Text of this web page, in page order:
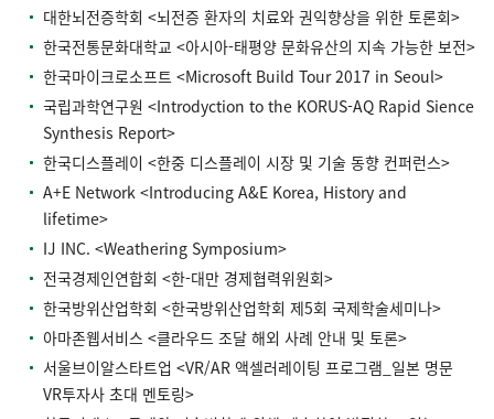
대한뇌전증학회 <뇌전증 환자의 치료와 권익향상을 위한 토론회>
한국전통문화대학교 <아시아-태평양 문화유산의 지속 가능한 보전>
한국마이크로소프트 <Microsoft Build Tour 2017 in Seoul>
국립과학연구원 <Introdyction to the KORUS-AQ Rapid Sience
Synthesis Report>
한국디스플레이 <한중 디스플레이 시장 및 기술 동향 컨퍼런스>
A+E Network <Introducing A&E Korea, History and
lifetime>
IJ INC. <Weathering Symposium>
전국경제인연합회 <한-대만 경제협력위원회>
한국방위산업학회 <한국방위산업학회 제5회 국제학술세미나>
아마존웹서비스 <클라우드 조달 해외 사례 안내 및 토론>
서울브이알스타트업 <VR/AR 액셀러레이팅 프로그램_일본 명문
VR투자사 초대 멘토링>